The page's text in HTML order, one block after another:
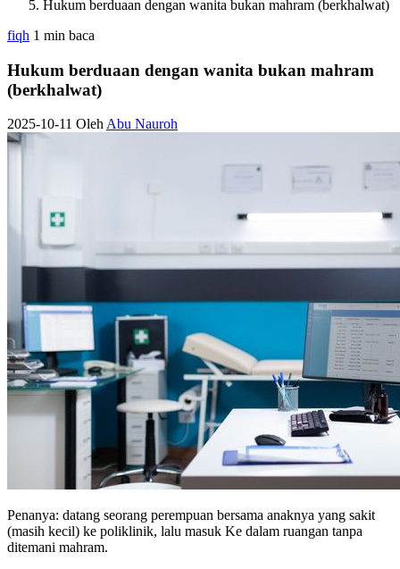
Hukum berduaan dengan wanita bukan mahram (berkhalwat)
fiqh 1 min baca
Hukum berduaan dengan wanita bukan mahram
(berkhalwat)
2025-10-11 OlehAbu Nauroh
Penanya: datang seorang perempuan bersama anaknya yang sakit
(masih kecil) ke poliklinik, lalu masuk Ke dalam ruangan tanpa
ditemani mahram.